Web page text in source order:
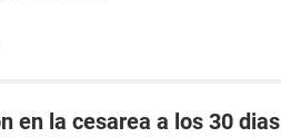
en la cesarea a los 30 dias